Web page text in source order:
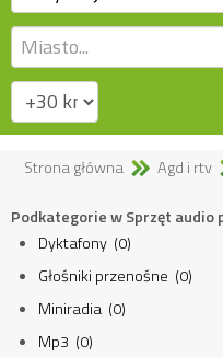
Strona główna Agd i rtv
Podkategorie w Sprzęt audio
Dyktafony (0)
Głośniki przenośne (0)
Miniradia (0)
Mp3 (0)